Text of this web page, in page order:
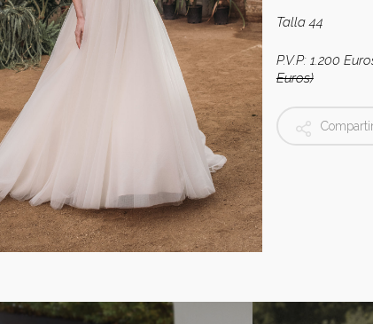
Talla 44
P.V.P: 1.200
Euros)